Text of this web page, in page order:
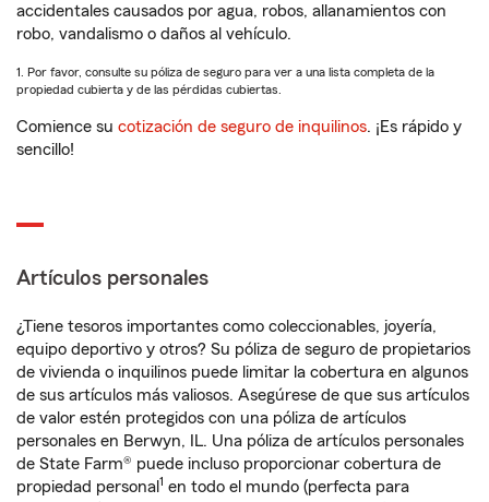
accidentales causados por agua, robos, allanamientos con
robo, vandalismo o daños al vehículo.
1. Por favor, consulte su póliza de seguro para ver a una lista completa de la
propiedad cubierta y de las pérdidas cubiertas.
Comience su cotización de seguro de inquilinos. ¡Es rápido y
sencillo!
Artículos personales
¿Tiene tesoros importantes como coleccionables, joyería,
equipo deportivo y otros? Su póliza de seguro de propietarios
de vivienda o inquilinos puede limitar la cobertura en algunos
de sus artículos más valiosos. Asegúrese de que sus artículos
de valor estén protegidos con una póliza de artículos
personales en Berwyn, IL. Una póliza de artículos personales
de State Farm® puede incluso proporcionar cobertura de
propiedad personal 1 en todo el mundo (perfecta para